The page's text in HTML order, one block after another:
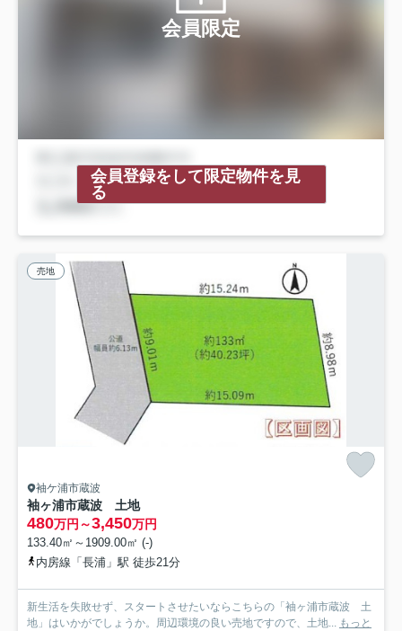
会員限定
会員登録をして限定物件を見
る
売地
袖ケ浦市蔵波
袖ヶ浦市蔵波 土地
480万円～3,450万円
133.40㎡～1909.00㎡ (-)
内房線「長浦」駅 徒歩21分
新生活を失敗せず、スタートさせたいならこちらの「袖ヶ浦市蔵波 土
地」はいかがでしょうか。周辺環境の良い売地ですので、土地...
もっと